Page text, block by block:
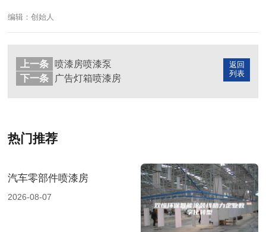
编辑：创始人
返回
列表
上一条
喷漆房喷漆泵
下一条
广告灯箱喷漆房
热门推荐
汽车零部件喷漆房
2026-08-07